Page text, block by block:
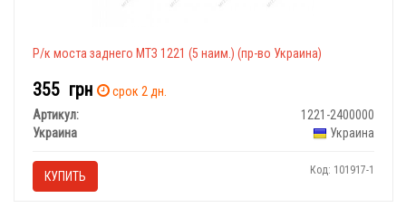
Р/к моста заднего МТЗ 1221 (5 наим.) (пр-во Украина)
355 грн
срок 2 дн.
Артикул:
1221-2400000
Украина
Украина
КУПИТЬ Код: 101917-1